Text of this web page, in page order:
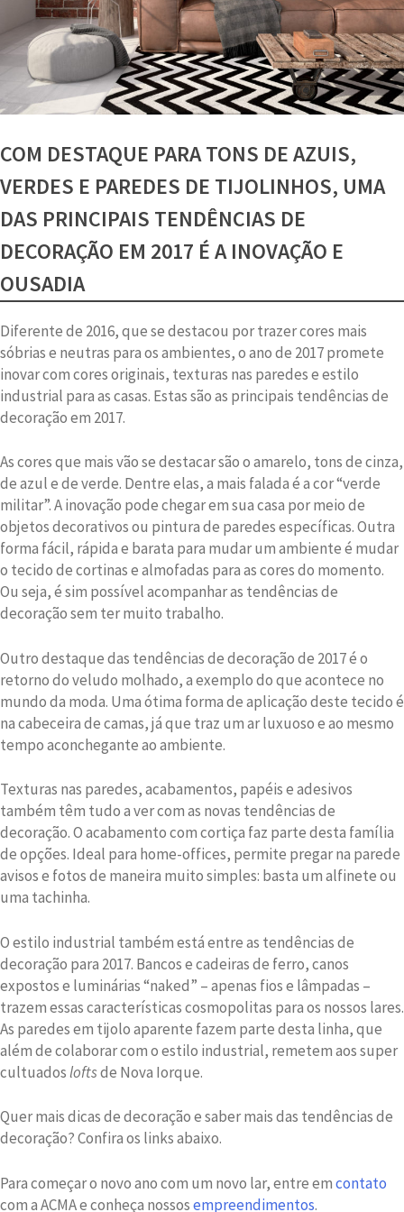
COM DESTAQUE PARA TONS DE AZUIS,
VERDES E PAREDES DE TIJOLINHOS, UMA
DAS PRINCIPAIS TENDÊNCIAS DE
DECORAÇÃO EM 2017 É A INOVAÇÃO E
OUSADIA
Diferente de 2016, que se destacou por trazer cores mais
sóbrias e neutras para os ambientes, o ano de 2017 promete
inovar com cores originais, texturas nas paredes e estilo
industrial para as casas. Estas são as principais tendências de
decoração em 2017.
As cores que mais vão se destacar são o amarelo, tons de cinza,
de azul e de verde. Dentre elas, a mais falada é a cor “verde
militar”. A inovação pode chegar em sua casa por meio de
objetos decorativos ou pintura de paredes específicas. Outra
forma fácil, rápida e barata para mudar um ambiente é mudar
o tecido de cortinas e almofadas para as cores do momento.
Ou seja, é sim possível acompanhar as tendências de
decoração sem ter muito trabalho.
Outro destaque das tendências de decoração de 2017 é o
retorno do veludo molhado, a exemplo do que acontece no
mundo da moda. Uma ótima forma de aplicação deste tecido é
na cabeceira de camas, já que traz um ar luxuoso e ao mesmo
tempo aconchegante ao ambiente.
Texturas nas paredes, acabamentos, papéis e adesivos
também têm tudo a ver com as novas tendências de
decoração. O acabamento com cortiça faz parte desta família
de opções. Ideal para home-offices, permite pregar na parede
avisos e fotos de maneira muito simples: basta um alfinete ou
uma tachinha.
O estilo industrial também está entre as tendências de
decoração para 2017. Bancos e cadeiras de ferro, canos
expostos e luminárias “naked” – apenas fios e lâmpadas –
trazem essas características cosmopolitas para os nossos lares.
As paredes em tijolo aparente fazem parte desta linha, que
além de colaborar com o estilo industrial, remetem aos super
cultuadosloftsde Nova Iorque.
Quer mais dicas de decoração e saber mais das tendências de
decoração? Confira os links abaixo.
Para começar o novo ano com um novo lar, entre emcontato
com a ACMA e conheça nossosempreendimentos.